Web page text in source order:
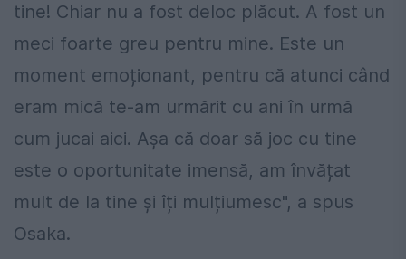
tine! Chiar nu a fost deloc plăcut. A fost un
meci foarte greu pentru mine. Este un
moment emoționant, pentru că atunci când
eram mică te-am urmărit cu ani în urmă
cum jucai aici. Așa că doar să joc cu tine
este o oportunitate imensă, am învățat
mult de la tine și îți mulțiumesc", a spus
Osaka.